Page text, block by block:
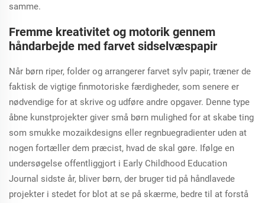
samme.
Fremme kreativitet og motorik gennem
håndarbejde med farvet sidselvæspapir
Når børn riper, folder og arrangerer farvet sylv papir, træner de
faktisk de vigtige finmotoriske færdigheder, som senere er
nødvendige for at skrive og udføre andre opgaver. Denne type
åbne kunstprojekter giver små børn mulighed for at skabe ting
som smukke mozaikdesigns eller regnbuegradienter uden at
nogen fortæller dem præcist, hvad de skal gøre. Ifølge en
undersøgelse offentliggjort i Early Childhood Education
Journal sidste år, bliver børn, der bruger tid på håndlavede
projekter i stedet for blot at se på skærme, bedre til at forstå